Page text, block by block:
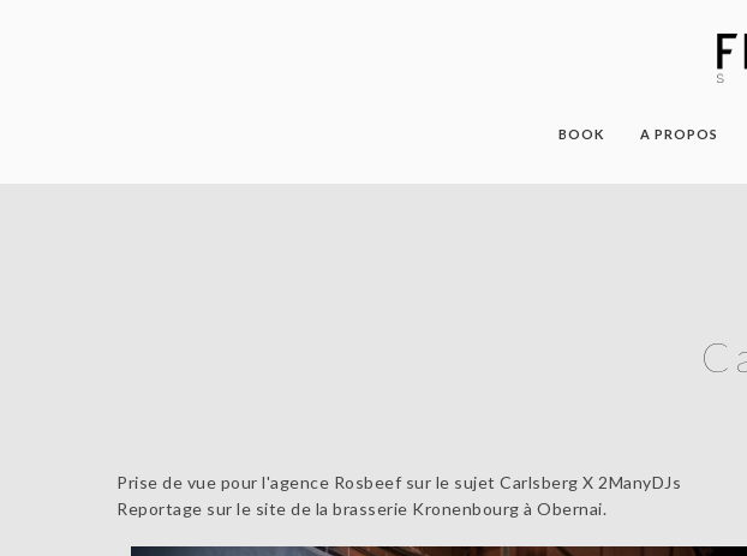
BOOK A PROPOS
Prise de vue pour l'agence Rosbeef sur le sujet Carlsberg X 2ManyDJs
Reportage sur le site de la brasserie Kronenbourg à Obernai.